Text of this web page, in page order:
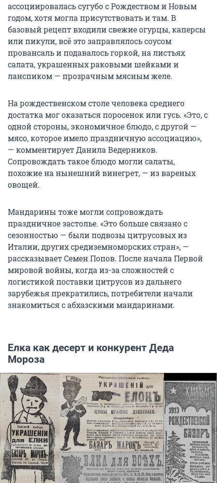
ассоциировалась сугубо с Рождеством и Новым
годом, хотя могла присутствовать и там. В
базовый рецепт входили свежие огурцы, каперсы
или пикули, всё это заправлялось соусом
провансаль и подавалось горкой, на листьях
салата, украшенных раковыми шейками и
ланспиком — прозрачным мясным желе.
На рождественском столе человека среднего
достатка мог оказаться поросенок или гусь. «Это, с
одной стороны, экономичное блюдо, с другой —
мясо, которое имело праздничную ассоциацию»,
— комментирует Данила Ведерников.
Сопровождать такое блюдо могли салаты,
похожие на нынешний винегрет, — из вареных
овощей.
Мандарины тоже могли сопровождать
праздничное застолье. «Это больше связано с
сезонностью — были подвозы цитрусовых из
Италии, других средиземноморских стран», —
рассказывает Семен Попов. После начала Первой
мировой войны, когда из-за сложностей с
логистикой поставки цитрусов из дальнего
зарубежья прекратились, потребители начали
знакомиться с абхазскими мандаринами.
Елка как десерт и конкурент Деда
Мороза